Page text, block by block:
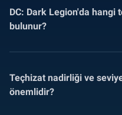
DC: Dark Legion'da
bulunur?
Teçhizat nadirliği ve
önemlidir?